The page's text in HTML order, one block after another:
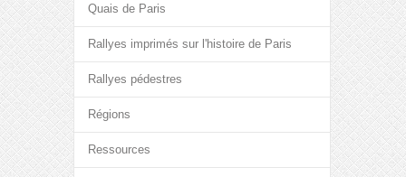
Quais de Paris
Rallyes imprimés sur l'histoire de Paris
Rallyes pédestres
Régions
Ressources